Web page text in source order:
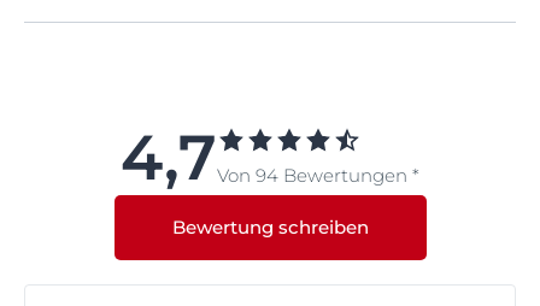
4,7Von 94 Bewertungen *
Bewertung schreiben